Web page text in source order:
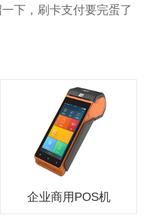
下，刷卡支付要完蛋了
企业商用POS机